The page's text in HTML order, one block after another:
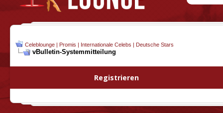
Celeblounge | Promis | Internationale Celebs | Deutsche Stars
vBulletin-Systemmitteilung
Registrieren